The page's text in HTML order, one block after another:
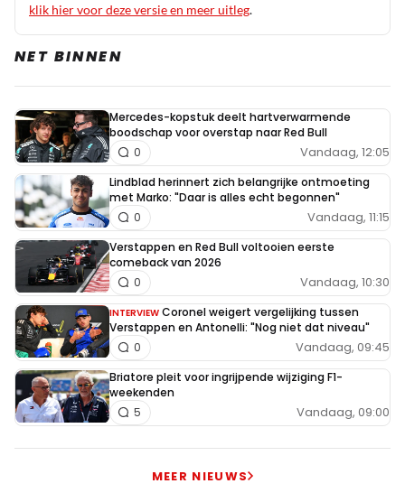
klik hier voor deze versie en meer uitleg.
NET BINNEN
Mercedes-kopstuk deelt hartverwarmende
boodschap voor overstap naar Red Bull
Vandaag, 12:05
0
Lindblad herinnert zich belangrijke ontmoeting
met Marko: "Daar is alles echt begonnen"
Vandaag, 11:15
0
Verstappen en Red Bull voltooien eerste
comeback van 2026
Vandaag, 10:30
0
INTERVIEW Coronel weigert vergelijking tussen
Verstappen en Antonelli: "Nog niet dat niveau"
Vandaag, 09:45
0
Briatore pleit voor ingrijpende wijziging F1-
weekenden
Vandaag, 09:00
5
MEER NIEUWS